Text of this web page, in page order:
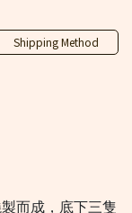
Shipping Method
而成，底下三隻